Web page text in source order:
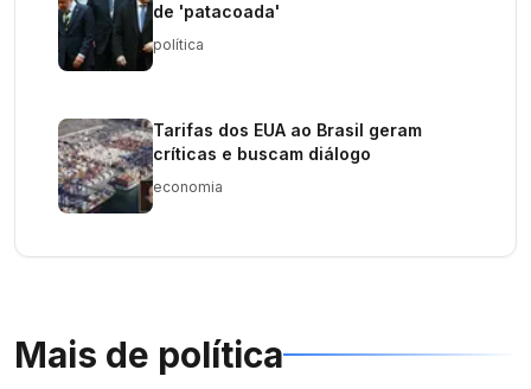
de 'patacoada'
política
Tarifas dos EUA ao Brasil geram
críticas e buscam diálogo
economia
Mais de política